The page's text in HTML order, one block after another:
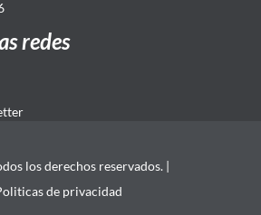
redes
los derechos reservados. |
de privacidad